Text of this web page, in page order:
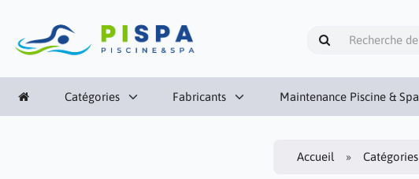
Catégories Fabricants Maintenance Piscine & Spa
Accueil Catégories